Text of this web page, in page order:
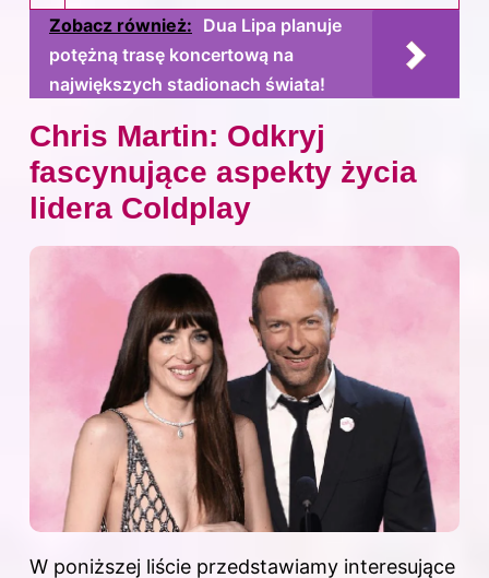
Zobacz również: Dua Lipa planuje
potężną trasę koncertową na
największych stadionach świata!
Chris Martin: Odkryj
fascynujące aspekty życia
lidera Coldplay
W poniższej liście przedstawiamy interesujące